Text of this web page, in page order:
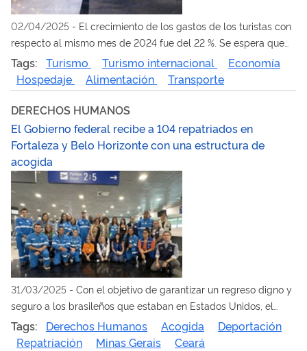
02/04/2025 - El crecimiento de los gastos de los turistas con
respecto al mismo mes de 2024 fue del 22 %. Se espera que
los eventos internacionales, como la COP30, atraigan aún más
visitantes al país este año
Tags: Turismo Turismo internacional
Economía
Hospedaje
Alimentación Transporte
DERECHOS HUMANOS
El Gobierno federal recibe a 104 repatriados en
Fortaleza y Belo Horizonte con una estructura de
acogida
31/03/2025 - Con el objetivo de garantizar un regreso digno y
seguro a los brasileños que estaban en Estados Unidos, el
operativo contó con la participación de varios ministerios,
además de organismos estatales e internacionales
Tags: Derechos Humanos Acogida
Deportación
Repatriación
Minas Gerais Ceará